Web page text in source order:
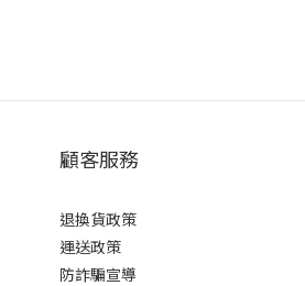
顧客服務
退換貨政策
運送政策
防詐騙宣導